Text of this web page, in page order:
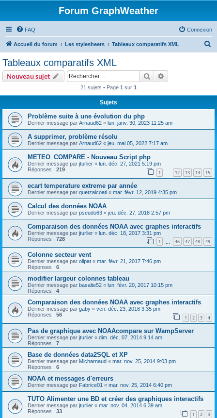
Forum GraphWeather
FAQ Connexion
Accueil du forum Les stylesheets Tableaux comparatifs XML
r
Tableaux comparatifs XML
Nouveau sujet Rechercher
21 sujets • Page 1 sur 1
Sujets
Problème suite à une évolution du php
Dernier message par Arnaud62 « lun. janv. 30, 2023 11:25 am
A supprimer, problème résolu
Dernier message par Arnaud62 « jeu. mai 05, 2022 7:17 am
METEO_COMPARE - Nouveau Script php
Dernier message par jturlier « lun. déc. 27, 2021 5:19 pm
Réponses : 219 1 … 12 13 14 15
ecart temperature extreme par année
Dernier message par quetzalcoatl « mar. févr. 12, 2019 4:35 pm
Calcul des données NOAA
Dernier message par pseudo63 « jeu. déc. 27, 2018 2:57 pm
Comparaison des données NOAA avec graphes interactifs
Dernier message par jturlier « lun. déc. 18, 2017 3:31 pm
Réponses : 728 1 46 47 48 49
Colonne secteur vent
Dernier message par ollpat « mar. févr. 21, 2017 7:46 pm
Réponses : 6
modifier largeur colonnes tableau
Dernier message par basalte52 « lun. févr. 20, 2017 10:15 pm
Réponses : 4
Comparaison des données NOAA avec graphes interactifs
Dernier message par gaby « ven. déc. 23, 2016 3:35 pm
Réponses : 56 1 2 3 4
Pas de graphique avec NOAAcompare sur WampServer
Dernier message par jturlier « dim. déc. 07, 2014 9:14 am
Réponses : 7
Base de données data2SQL et XP
Dernier message par Micharnaud « mar. nov. 25, 2014 9:03 pm
Réponses : 6
NOAA et messages d'erreurs
Dernier message par Fabrice01 « mar. nov. 25, 2014 6:40 pm
TUTO Alimenter une BD et créer des graphiques interactifs
Dernier message par jturlier « mar. nov. 04, 2014 6:39 am
Réponses : 33 1 2 3